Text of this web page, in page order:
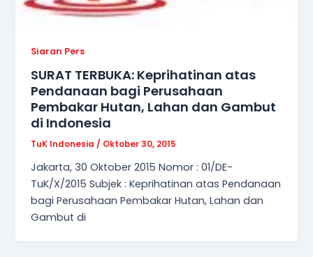
Siaran Pers
SURAT TERBUKA: Keprihatinan atas
Pendanaan bagi Perusahaan
Pembakar Hutan, Lahan dan Gambut
di Indonesia
TuK Indonesia/ Oktober 30, 2015
Jakarta, 30 Oktober 2015 Nomor : 01/DE-
TuK/X/2015 Subjek : Keprihatinan atas Pendanaan
bagi Perusahaan Pembakar Hutan, Lahan dan
Gambut di